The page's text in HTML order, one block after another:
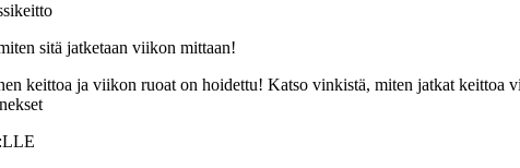
sitä jatketaan viikon mittaan!
keittoa ja viikon ruoat on hoidettu! Katso vinkistä, miten jatkat keittoa